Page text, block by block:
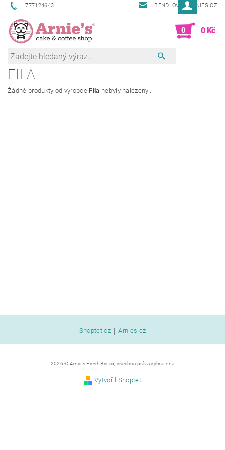
777124643 BENDLOVA@ARNIES.CZ
0 0 Kč
FILA
Žádné produkty od výrobceFila nebyly nalezeny....
Shoptet.cz | Arnies.cz
2026 © Arnie's Fresh Bistro, všechna práva vyhrazena
Vytvořil Shoptet